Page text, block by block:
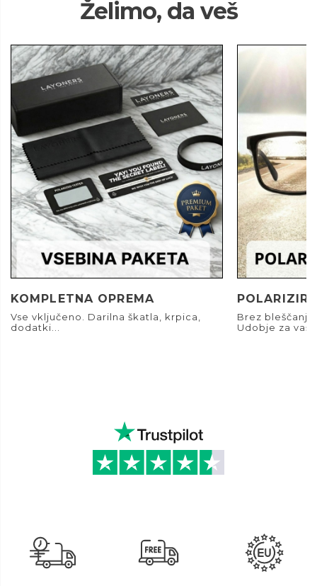
Želimo, da veš
KOMPLETNA OPREMA
Vse vključeno. Darilna škatla, krpica,
dodatki...
Brez
Udobje za